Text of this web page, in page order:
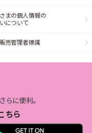
まの個人情報の
について
売管理者標識
らに便利。
ちら